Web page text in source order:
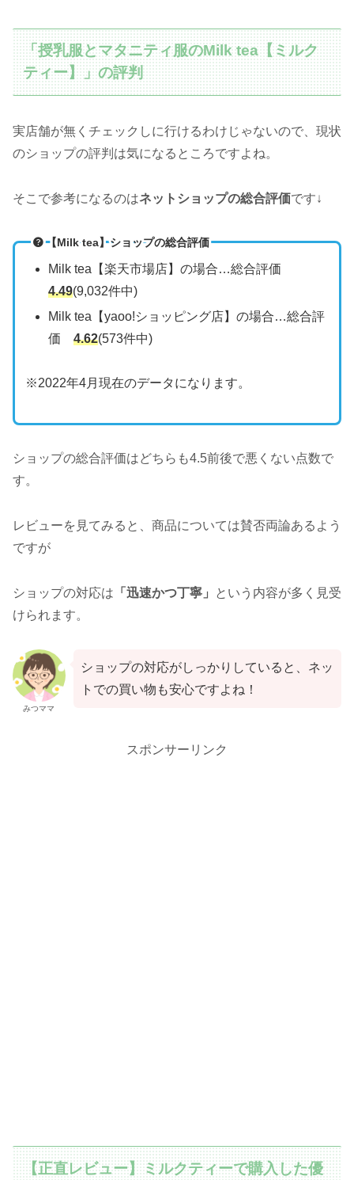
「授乳服とマタニティ服のMilk tea【ミルク
ティー】」の評判
実店舗が無くチェックしに行けるわけじゃないので、現状
のショップの評判は気になるところですよね。
そこで参考になるのはネットショップの総合評価です↓
【Milk tea】ショップの総合評価
Milk tea【楽天市場店】の場合…総合評価
4.49(9,032件中)
Milk tea【yaoo!ショッピング店】の場合…総合評
価 4.62(573件中)
※2022年4月現在のデータになります。
ショップの総合評価はどちらも4.5前後で悪くない点数で
す。
レビューを見てみると、商品については賛否両論あるよう
ですが
ショップの対応は 「迅速かつ丁寧」
という内容が多く見受
けられます。
みつママ
ショップの対応がしっかりしていると、ネッ
トでの買い物も安心ですよね！
スポンサーリンク
【正直レビュー】ミルクティーで購入した優